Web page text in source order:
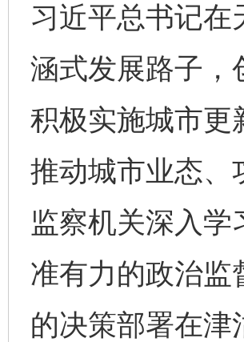
习近平总书记在
涵式发展路子，
积极实施城市更
推动城市业态、
监察机关深入
准有力的政治监
的决策部署在津